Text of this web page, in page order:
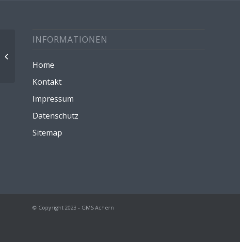
INFORMATIONEN
Home
Kontakt
Impressum
Datenschutz
Sitemap
© Copyright 2023 - GMS Achern
und Eltern